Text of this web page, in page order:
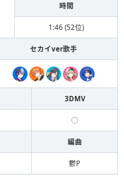
時間
1:46 (52位)
セカイver歌手
3DMV
◯
編曲
鬱P